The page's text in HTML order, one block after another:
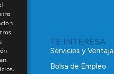
TE INTERESA
Servicios y
Bolsa de Empleo